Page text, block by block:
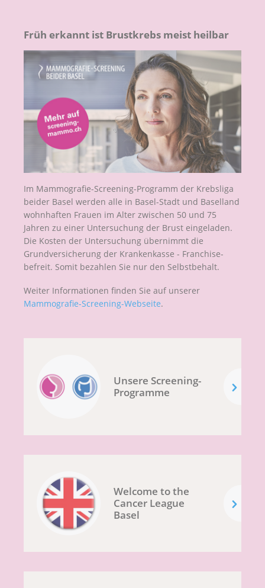
Früh erkannt ist Brustkrebs meist heilbar
Im Mammografie-Screening-Programm der Krebsliga
beider Basel werden alle in Basel-Stadt und Baselland
wohnhaften Frauen im Alter zwischen 50 und 75
Jahren zu einer Untersuchung der Brust eingeladen.
Die Kosten der Untersuchung übernimmt die
Grundversicherung der Krankenkasse - Franchise-
befreit. Somit bezahlen Sie nur den Selbstbehalt.
Weiter Informationen finden Sie auf unserer
Mammografie-Screening-Webseite.
Unsere Screening-
Programme
Welcome to the
Cancer League
Basel